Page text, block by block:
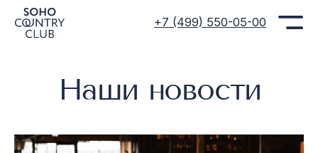
+7 (499) 550-05-00